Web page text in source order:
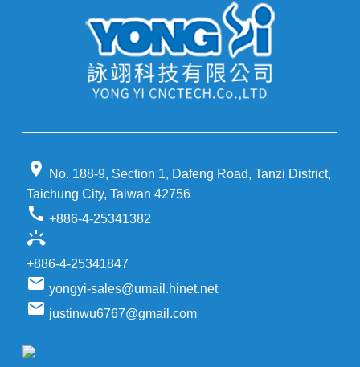
location_on
No. 188-9, Section 1, Dafeng Road, Tanzi District,
Taichung City, Taiwan 42756
call +886-4-25341382
ring_volume
+886-4-25341847
email yongyi-sales@umail.hinet.net
email justinwu6767@gmail.com